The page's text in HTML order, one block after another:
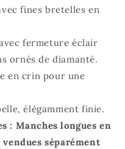
fines bretelles en
fermeture éclair
ornés de diamanté.
en crin pour une
élégamment finie.
: Manches longues en
séparément